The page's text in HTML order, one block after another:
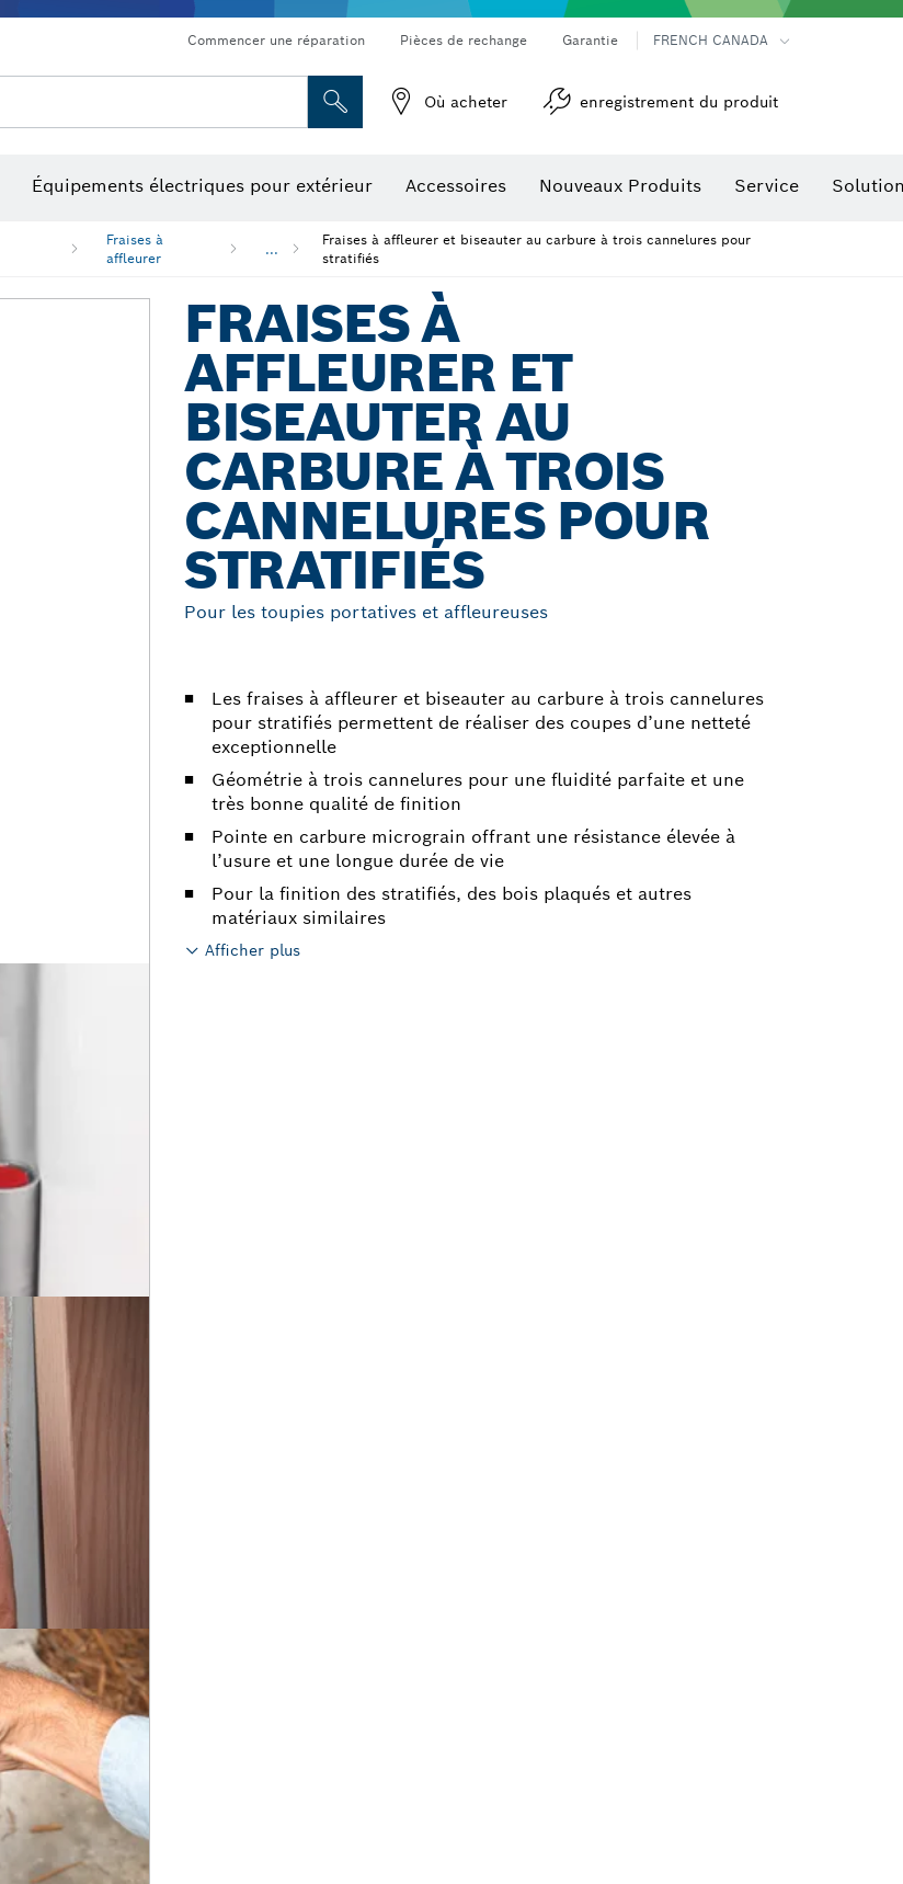
Commencer une réparation Pièces de rechange Garantie FRENCH CANADA
Où acheter enregistrement du produit
Équipements électriques pour extérieur Accessoires Nouveaux Produits Service
Fraises à
affleurer
...
Fraises à affleurer et biseauter au carbure à trois cannelures pour
stratifiés
FRAISES À
AFFLEURER ET
BISEAUTER AU
CARBURE À TROIS
CANNELURES POUR
STRATIFIÉS
Pour les toupies portatives et affleureuses
Les fraises à affleurer et biseauter au carbure à trois cannelures
pour stratifiés permettent de réaliser des coupes d’une netteté
exceptionnelle
Géométrie à trois cannelures pour une fluidité parfaite et une
très bonne qualité de finition
Pointe en carbure micrograin offrant une résistance élevée à
l’usure et une longue durée de vie
Pour la finition des stratifiés, des bois plaqués et autres
matériaux similaires
Afficher plus